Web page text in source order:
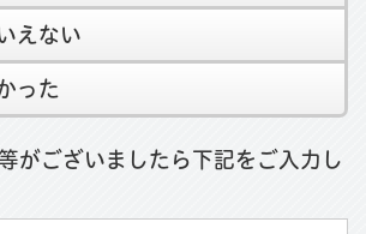
えない
った
がございましたら下記をご入力し